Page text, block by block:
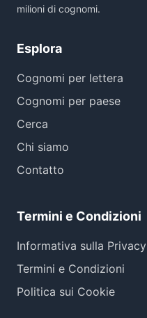
milioni di cognomi.
Esplora
Cognomi per lettera
Cognomi per paese
Cerca
Chi siamo
Contatto
Termini e Condizioni
Informativa sulla Privacy
Termini e Condizioni
Politica sui Cookie